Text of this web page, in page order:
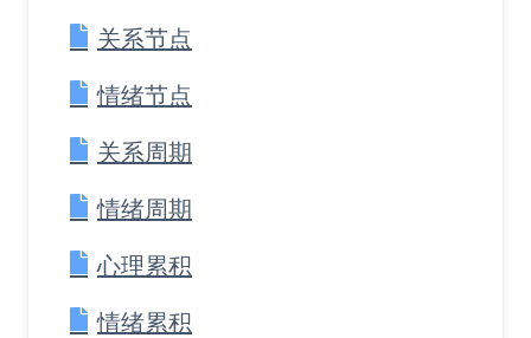
关系节点
情绪节点
关系周期
情绪周期
心理累积
情绪累积